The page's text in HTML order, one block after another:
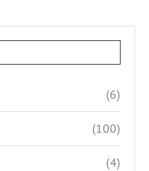
(6)
(100)
(4)